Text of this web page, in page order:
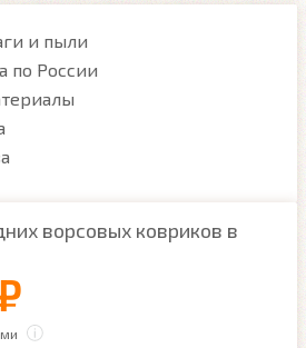
и пыли
по России
ворсовых ковриков в